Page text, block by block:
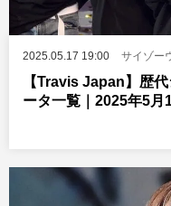
2025.05.17 19:00 サイゾー
【Travis Japan】歴
ータ一覧｜2025年5月